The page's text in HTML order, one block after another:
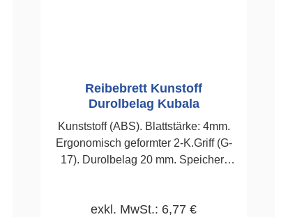
Reibebrett Kunstoff
Durolbelag Kubala
Kunststoff (ABS). Blattstärke: 4mm.
Ergonomisch geformter 2-K.Griff (G-
17). Durolbelag 20 mm. Speichert
Abreiben von Zement-und
exkl. MwSt.: 6,77 €